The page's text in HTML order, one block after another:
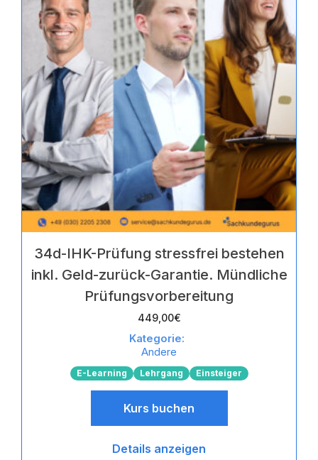
34d-IHK-Prüfung stressfrei bestehen
inkl. Geld-zurück-Garantie. Mündliche
Prüfungsvorbereitung
449,00€
Kategorie:
Andere
E-Learning Lehrgang Einsteiger
Kurs buchen
Details anzeigen